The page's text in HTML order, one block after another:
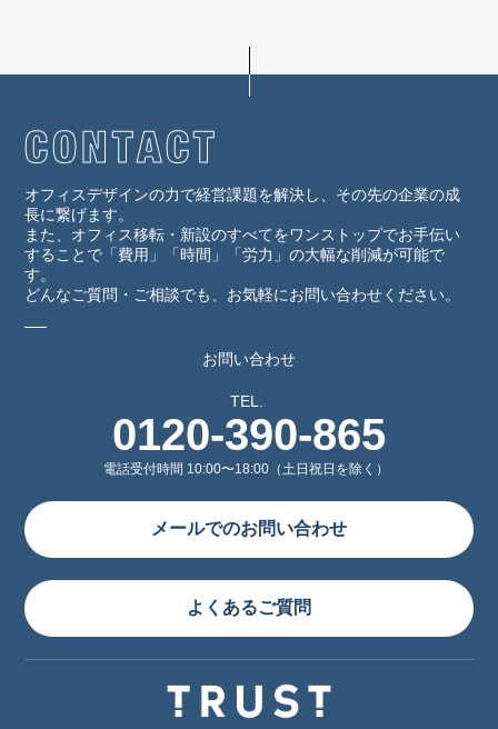
オフィスデザインの力で経営課題を解決し、その先の企業の成
長に繋げます。
また、オフィス移転・新設のすべてをワンストップでお手伝い
することで「費用」「時間」「労力」の大幅な削減が可能で
す。
どんなご質問・ご相談でも、お気軽にお問い合わせください。
お問い合わせ
TEL.
0120-390-865
電話受付時間 10:00〜18:00（土日祝日を除く）
メールでのお問い合わせ
よくあるご質問